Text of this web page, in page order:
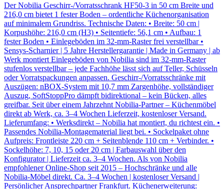
Der Nobilia Geschirr-/Vorratsschrank HF50-3 in 50 cm Breite und
216,0 cm bietet 1 fester Boden – ordentliche Küchenorganisation
auf minimalem Grundriss. Technische Daten: • Breite: 50 cm |
Korpushöhe: 216,0 cm (H3) • Seitentiefe: 56,1 cm • Aufbau: 1
fester Boden • Einlegeböden im 32-mm-Raster frei verstellbar •
Sensys-Scharnier | 5 Jahre Herstellergarantie | Made in Germany | ab
Werk montiert Einlegeböden von Nobilia sind im 32-mm-Raster
stufenlos verstellbar – jede Fachhöhe lässt sich auf Teller, Schüsseln
oder Vorratspackungen anpassen. Geschirr-/Vorratsschränke mit
Auszügen: nBOX-System mit 10,7 mm Zargenhöhe, vollständiger
Auszug, SoftStoppPro dämpft bidirektional – kein Bücken, alles
greifbar. Seit über einem Jahrzehnt Nobilia-Partner – Küchenmöbel
direkt ab Werk, ca. 3–4 Wochen Lieferzeit, kostenloser Versand.
Lieferumfang: • Werksdirekt – Nobilia hat montiert, du richtest ein. •
Passendes Nobilia-Montagematerial liegt bei. • Sockelpaket ohne
Aufpreis: Frontleiste 220 cm + Seitenblende 110 cm + Verbinder. •
Sockelhöhe: 7, 10, 15 oder 20 cm | Farbauswahl über den
Konfigurator | Lieferzeit ca. 3–4 Wochen. Als von Nobilia
empfohlener Online-Shop seit 2015 – Hochschränke und alle
Nobilia-Möbel direkt. Ca. 3–4 Wochen | kostenloser Versand |
Persönlicher Ansprechpartner Frankfurt. Küchenerweiterung: